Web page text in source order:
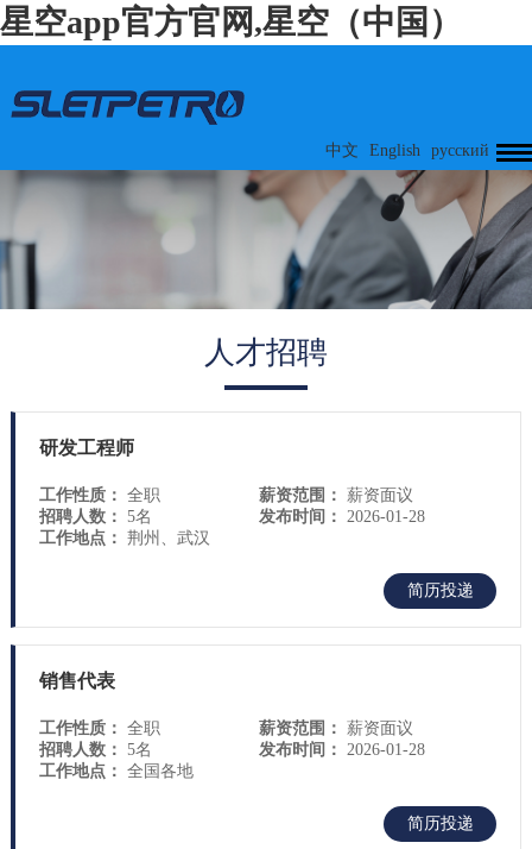
星空app官方官网,星空（中国）
中文 English русский
人才招聘
研发工程师
工作性质： 全职 薪资范围： 薪资面议
招聘人数： 5名 发布时间： 2026-01-28
工作地点： 荆州、武汉
简历投递
销售代表
工作性质： 全职 薪资范围： 薪资面议
招聘人数： 5名 发布时间：
2026-01-28
工作地点： 全国各地
简历投递